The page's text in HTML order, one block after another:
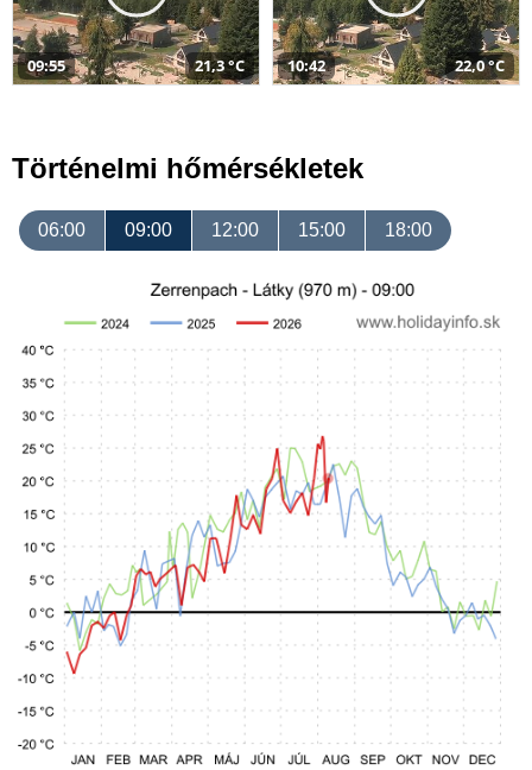
09:55 21,3 °C 10:42 22,0 °C
Történelmi hőmérsékletek
06:00 09:00 12:00 15:00 18:00